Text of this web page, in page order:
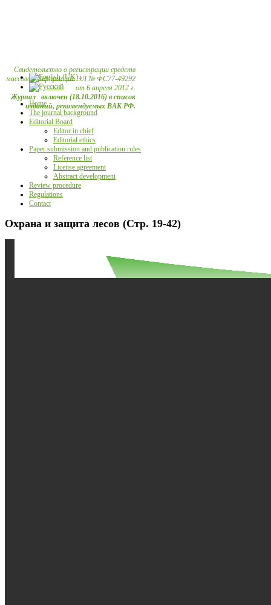
Свидетельство о регистрации средств
массовой информации ЭЛ № ФС77-49292
от 6 апреля 2012 г.
Журнал включен (18.10.2016) в список
изданий, рекомендуемых ВАК РФ.
Home
The journal background
Editorial Board
Editor in chief
Editorial ethics
Paper submission and publication rules
Reference list
License agreement
Abstract development
Review procedure
Regulations
Contact
Охрана и защита лесов (Стр. 19-42)